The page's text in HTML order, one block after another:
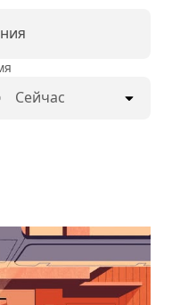
Сейчас